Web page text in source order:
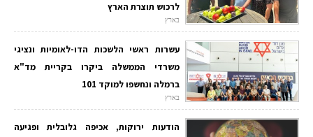
לרכוש תוצרת הארץ
בארץ
עשרות ראשי הלשכות הדו-לאומיות ונציגי
משרדי הממשלה ביקרו בקריית מד"א
ברמלה ונחשפו למוקד 101
בארץ
הודעות ירוקות, אכיפה גלובלית ופגיעה